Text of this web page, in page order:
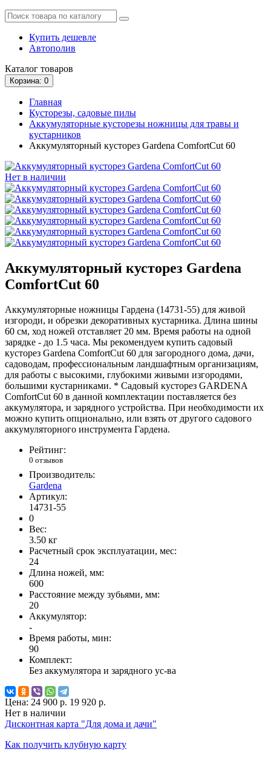
Купить дешевле
Автополив
Каталог товаров
Корзина: 0
Главная
Кусторезы, садовые пилы
Аккумуляторные кусторезы ножницы для травы и
кустарников
Аккумуляторный кусторез Gardena ComfortCut 60
Нет в наличии
Аккумуляторный кусторез Gardena
ComfortCut 60
Аккумуляторные ножницы Гардена (14731-55) для живой
изгороди, и обрезки декоративных кустарника. Длина шины
60 см, ход ножей отставляет 20 мм. Время работы на одной
зарядке - до 1.5 часа. Мы рекомендуем купить садовый
кусторез Gardena ComfortCut 60 для загородного дома, дачи,
садоводам, профессиональным ландшафтным организациям,
для работы с высокими, глубокими живыми изгородями,
большими кустарниками. * Садовый кусторез GARDENA
ComfortCut 60 в данной комплектации поставляется без
аккумулятора, и зарядного устройства. При необходимости их
можно купить опционально, или взять от другого садового
аккумуляторного инструмента Гардена.
Рейтинг:
0 отзывов
Производитель:
Gardena
Артикул:
14731-55
0
Вес:
3.50 кг
Расчетный срок эксплуатации, мес:
24
Длина ножей, мм:
600
Расстояние между зубьями, мм:
20
Аккумулятор:
-
Время работы, мин:
90
Комплект:
Без аккумулятора и зарядного ус-ва
Цена: 24 900 р. 19 920 р.
Нет в наличии
Дисконтная карта "Для дома и дачи"
Как получить клубную карту